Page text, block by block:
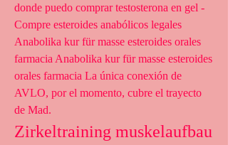
donde puedo comprar testosterona en gel -
Compre esteroides anabólicos legales
Anabolika kur für masse esteroides orales
farmacia Anabolika kur für masse esteroides
orales farmacia La única conexión de
AVLO, por el momento, cubre el trayecto
de Mad.
Zirkeltraining muskelaufbau